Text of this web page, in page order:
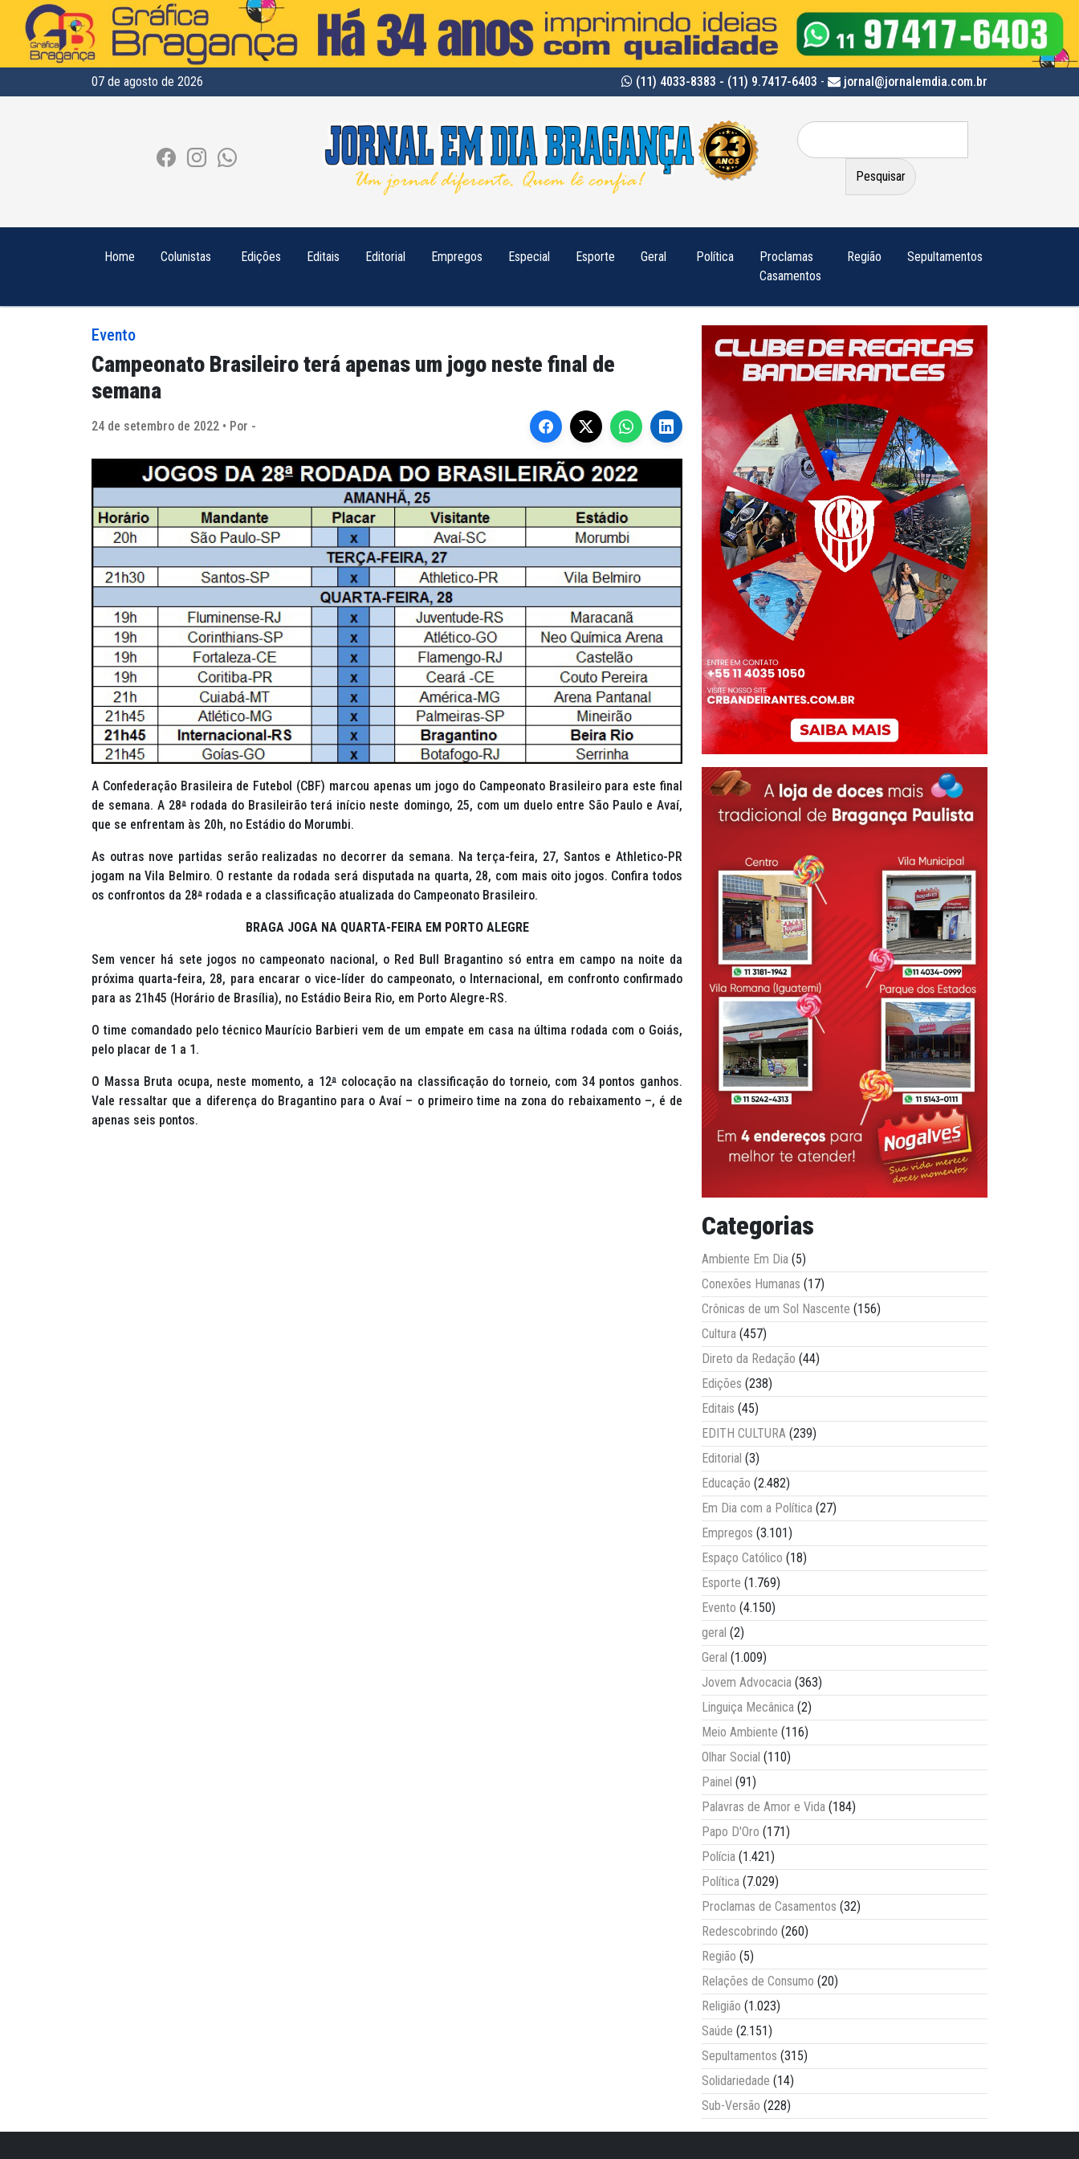
07 de agosto de 2026 (11) 4033-8383 - (11) 9.7417-6403 - jornal@jornalemdia.com.br
Pesquisar
por:
Home Colunistas Edições Editais Editorial Empregos Especial Esporte Geral Política
Proclamas
Casamentos
Região Sepultamentos
Evento
Campeonato Brasileiro terá apenas um jogo neste final de
semana
24 de setembro de 2022 • Por -
A Confederação Brasileira de Futebol (CBF) marcou apenas um jogo do Campeonato Brasileiro para este final
de semana. A 28ªrodada do Brasileirão terá início neste domingo, 25, com um duelo entre São Paulo e Avaí,
que se enfrentam às 20h, no Estádio do Morumbi.
As outras nove partidas serão realizadas no decorrer da semana. Na terça-feira, 27, Santos e Athletico-PR
jogam na Vila Belmiro. O restante da rodada será disputada na quarta, 28, com mais oito jogos. Confira todos
os confrontos da 28ª rodada e a classificação atualizada do Campeonato Brasileiro.
BRAGA JOGA NA QUARTA-FEIRA EM PORTO ALEGRE
Sem vencer há sete jogos no campeonato nacional, o Red Bull Bragantino só entra em campo na noite da
próxima quarta-feira, 28, para encarar o vice-líder do campeonato, o Internacional, em confronto confirmado
para as 21h45 (Horário de Brasília), no Estádio Beira Rio, em Porto Alegre-RS.
O time comandado pelo técnico Maurício Barbieri vem de um empate em casa na última rodada com o Goiás,
pelo placar de 1 a 1.
O Massa Bruta ocupa, neste momento, a 12ªcolocação na classificação do torneio, com 34 pontos ganhos.
Vale ressaltar que a diferença do Bragantino para o Avaí – o primeiro time na zona do rebaixamento –, é de
apenas seis pontos.
Categorias
Ambiente Em Dia (5)
Conexões Humanas (17)
Crônicas de um Sol Nascente (156)
Cultura (457)
Direto da Redação (44)
Edições (238)
Editais (45)
EDITH CULTURA (239)
Editorial (3)
Educação (2.482)
Em Dia com a Política (27)
Empregos (3.101)
Espaço Católico (18)
Esporte (1.769)
Evento (4.150)
geral (2)
Geral (1.009)
Jovem Advocacia (363)
Linguiça Mecânica (2)
Meio Ambiente (116)
Olhar Social (110)
Painel (91)
Palavras de Amor e Vida (184)
Papo D'Oro (171)
Polícia (1.421)
Política (7.029)
Proclamas de Casamentos (32)
Redescobrindo (260)
Região (5)
Relações de Consumo (20)
Religião (1.023)
Saúde (2.151)
Sepultamentos (315)
Solidariedade (14)
Sub-Versão (228)